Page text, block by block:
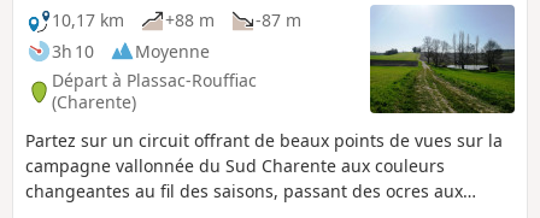
10,17 km
+88 m
-87 m
3h 10
Moyenne
Départ à Plassac-Rouffiac
(Charente)
Partez sur un circuit offrant de beaux points de vues sur la
campagne vallonnée du Sud Charente aux couleurs
changeantes au fil des saisons, passant des ocres aux